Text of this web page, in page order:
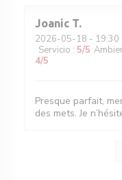
Joanic T
2026-05-18 - 19:30
Servicio : 5/5
4/5
Presque parfait,
des mets. Je